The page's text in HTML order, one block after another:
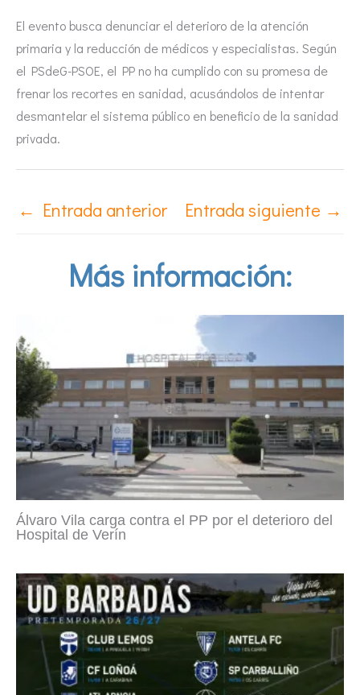
El evento busca denunciar el deterioro de la atención
primaria y la reducción de médicos y especialistas. Según
el PSdeG-PSOE, el PP no ha cumplido con su promesa de
frenar los recortes en sanidad, acusándolos de intentar
desmantelar el sistema público en beneficio de la sanidad
privada.
← Entrada anterior Entrada siguiente →
Más información:
Álvaro Vila carga contra el PP por el deterioro del
Hospital de Verín